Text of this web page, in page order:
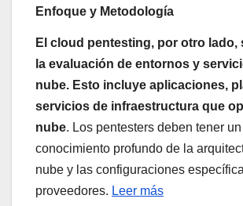
Enfoque y Metodología
El cloud pentesting, por otro lado,
la evaluación de entornos y
nube. Esto incluye aplicaciones,
servicios de infraestructura que
nube. Los pentesters deben tener un
conocimiento profundo de la
nube y las configuraciones
proveedores. Leer más